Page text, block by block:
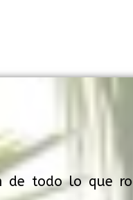
de todo lo que